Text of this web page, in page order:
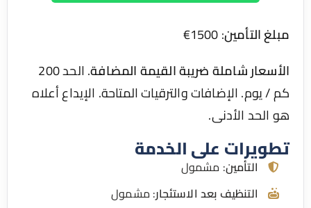
التأمين: 1500€
شاملة ضريبة القيمة المضافة
. الحد 200
الإضافات والترقيات المتاحة. الإيداع أعلاه
الأدنى.
على الخدمة
التأمين : مشمول
التنظيف بعد الاستئجار: مشمول